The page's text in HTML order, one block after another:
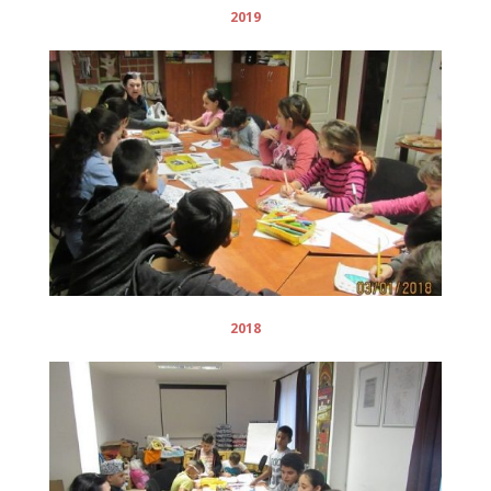
2019
2018